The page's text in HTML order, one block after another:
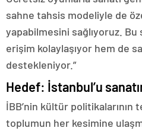
sahne tahsis modeliyle de
yapabilmesini sağlıyoruz.
erişim kolaylaşıyor hem de
destekleniyor.”
Hedef: İstanbul’u
İBB’nin kültür politikalarının
toplumun her kesimine